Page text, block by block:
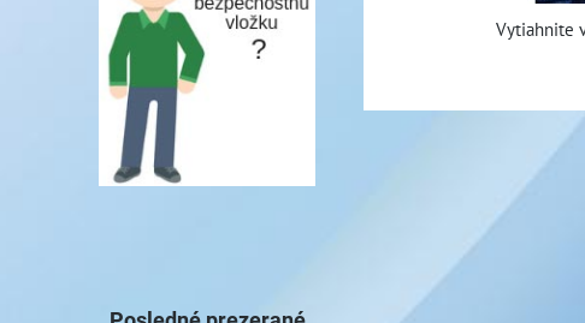
Vytiahnite